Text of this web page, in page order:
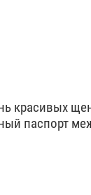
красивых
паспорт